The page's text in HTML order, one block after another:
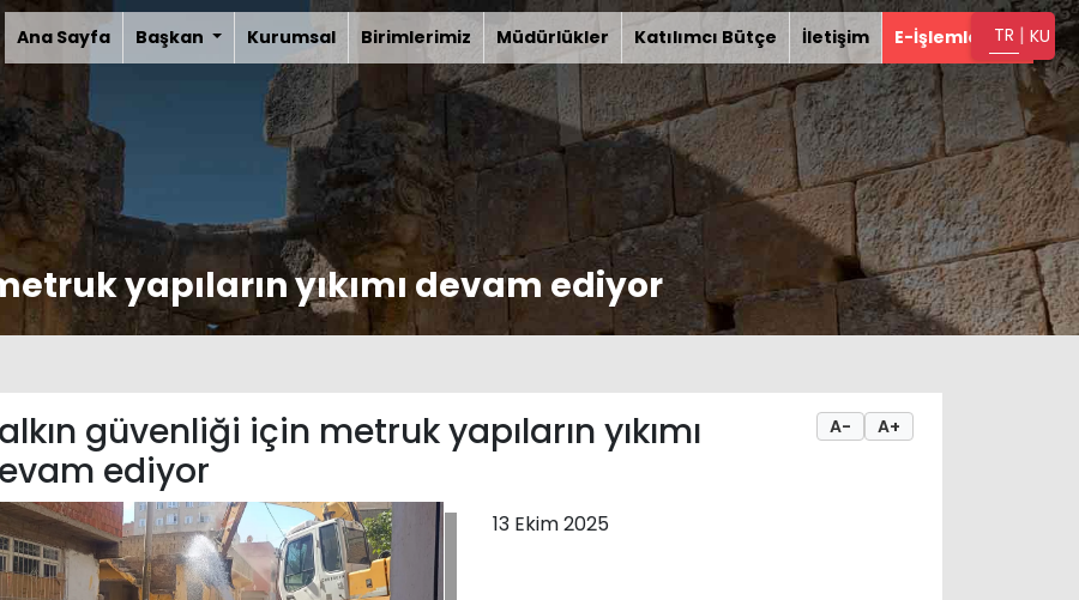
TR | KU
Ana Sayfa Başkan Kurumsal Birimlerimiz Müdürlükler Katılımcı Bütçe İletişim E-İşlemler
yapıların yıkımı devam ediyor
A- A+
güvenliği için metruk yapıların yıkımı
ediyor
13 Ekim 2025